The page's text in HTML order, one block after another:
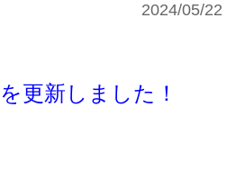
2024/05/22
更新しました！